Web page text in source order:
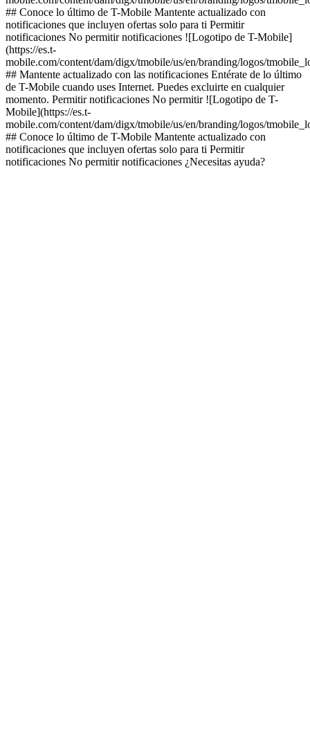
## Conoce lo último de T-Mobile Mantente actualizado con
notificaciones que incluyen ofertas solo para ti Permitir
notificaciones No permitir notificaciones ![Logotipo de T-Mobile]
(https://es.t-
mobile.com/content/dam/digx/tmobile/us/en/branding/logos/
## Mantente actualizado con las notificaciones Entérate de lo último
de T-Mobile cuando uses Internet. Puedes excluirte en cualquier
momento. Permitir notificaciones No permitir ![Logotipo de T-
Mobile](https://es.t-
mobile.com/content/dam/digx/tmobile/us/en/branding/logos/
## Conoce lo último de T-Mobile Mantente actualizado con
notificaciones que incluyen ofertas solo para ti Permitir
notificaciones No permitir notificaciones ¿Necesitas ayuda?